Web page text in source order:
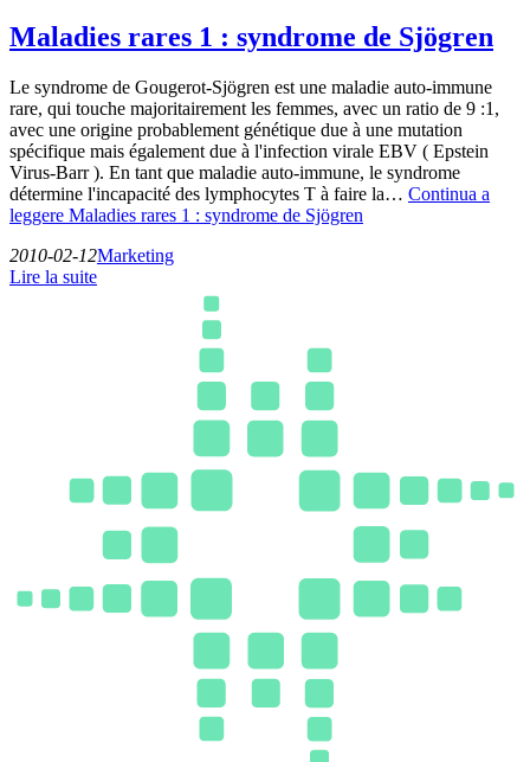
Maladies rares 1 : syndrome de Sjögren
Le syndrome de Gougerot-Sjögren est une maladie auto-immune
rare, qui touche majoritairement les femmes, avec un ratio de 9 :1,
avec une origine probablement génétique due à une mutation
spécifique mais également due à l'infection virale EBV ( Epstein
Virus-Barr ). En tant que maladie auto-immune, le syndrome
détermine l'incapacité des lymphocytes T à faire la… Continua a
leggere Maladies rares 1 : syndrome de Sjögren
2010-02-12Marketing
Lire la suite